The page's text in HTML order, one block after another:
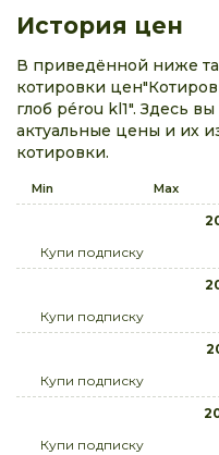
История цен
В приведённой ниже
котировки
глоб pérou kl1". Здесь
актуальные цены и их
котировки.
Min Max
Купи подписку
Купи подписку
Купи подписку
Купи подписку